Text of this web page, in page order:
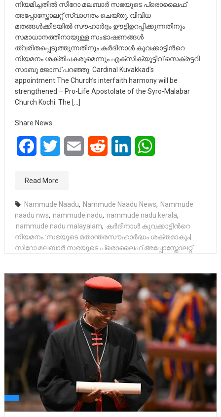
നിയമിച്ചതിൽ സീറോ മലബാർ സഭയുടെ പ്രൊലൈഫ്
അപ്പോസ്തോലറ്റ് സ്വാഗതം ചെയ്തു. വിവിധ
മതങ്ങൾക്കിടയിൽ സൗഹാർദ്ദം ഊട്ടിഉറപ്പിക്കുന്നതിനും
സമാധാനത്തിനായുള്ള സംഭാഷണങ്ങൾ
ത്വരിതപ്പെടുത്തുന്നതിനും കർദിനാൾ കുവക്കാട്ടിന്‍റെ
നിയമനം ശക്തിപകരുമെന്നും എക്സിക്യൂട്ടീവ് സെക്രട്ടറി
സാബു ജോസ് പറഞ്ഞു. Cardinal Kuvakkad’s
appointment:The Church’s interfaith harmony will be
strengthened – Pro-Life Apostolate of the Syro-Malabar
Church Kochi: The […]
Share News
FacebookTwitter Email Reddit LinkedIn
Read More
Nammude Naadu, Nammude Naadu News, Nammude
naadu nws, nammude nadu, nammude nadu kerala,
nammude nadu malayalam, കർദിനാൾ കുവക്കാട്ടിന്‍റെ
നിയമനം :സഭയുടെ മതാന്തരസൗഹാർദ്ധം ശക്തമാകും|
സീറോ മലബാർ സഭയുടെ പ്രൊലൈഫ് അപ്പോസ്തോലറ്റ്